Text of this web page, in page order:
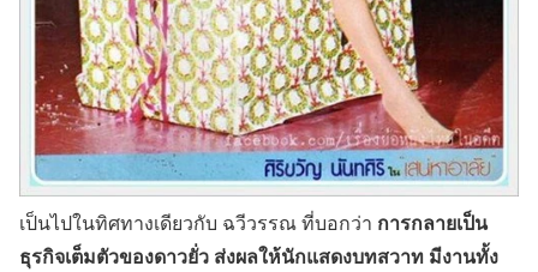
เป็นไปในทิศทางเดียวกับ ฉวีวรรณ ที่บอกว่า การกลายเป็น
ธุรกิจเต็มตัวของดาวยั่ว ส่งผลให้นักแสดงบทสวาท มีงานทั้ง